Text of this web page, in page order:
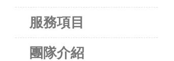
服務項目
團隊介紹